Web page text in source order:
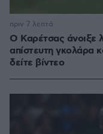
Ο Καρέτσας άνοιξε
απίστευτη γκολάρα
δείτε βίντεο
πριν 7 λεπτά